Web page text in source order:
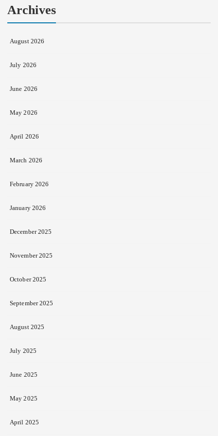
Archives
August 2026
July 2026
June 2026
May 2026
April 2026
March 2026
February 2026
January 2026
December 2025
November 2025
October 2025
September 2025
August 2025
July 2025
June 2025
May 2025
April 2025